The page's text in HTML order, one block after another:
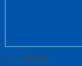
Tutup Sidebar